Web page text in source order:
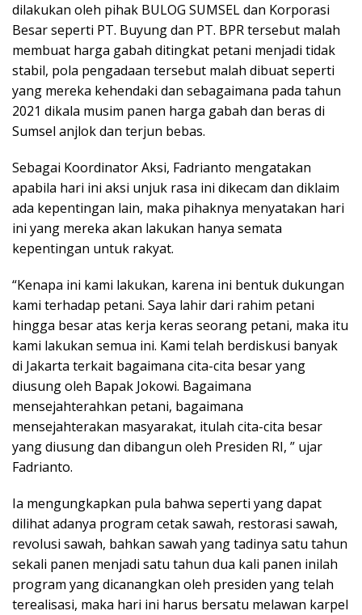
dilakukan oleh pihak BULOG SUMSEL dan Korporasi
Besar seperti PT. Buyung dan PT. BPR tersebut malah
membuat harga gabah ditingkat petani menjadi tidak
stabil, pola pengadaan tersebut malah dibuat seperti
yang mereka kehendaki dan sebagaimana pada tahun
2021 dikala musim panen harga gabah dan beras di
Sumsel anjlok dan terjun bebas.
Sebagai Koordinator Aksi, Fadrianto mengatakan
apabila hari ini aksi unjuk rasa ini dikecam dan diklaim
ada kepentingan lain, maka pihaknya menyatakan hari
ini yang mereka akan lakukan hanya semata
kepentingan untuk rakyat.
“Kenapa ini kami lakukan, karena ini bentuk dukungan
kami terhadap petani. Saya lahir dari rahim petani
hingga besar atas kerja keras seorang petani, maka itu
kami lakukan semua ini. Kami telah berdiskusi banyak
di Jakarta terkait bagaimana cita-cita besar yang
diusung oleh Bapak Jokowi. Bagaimana
mensejahterahkan petani, bagaimana
mensejahterakan masyarakat, itulah cita-cita besar
yang diusung dan dibangun oleh Presiden RI, ” ujar
Fadrianto.
Ia mengungkapkan pula bahwa seperti yang dapat
dilihat adanya program cetak sawah, restorasi sawah,
revolusi sawah, bahkan sawah yang tadinya satu tahun
sekali panen menjadi satu tahun dua kali panen inilah
program yang dicanangkan oleh presiden yang telah
terealisasi, maka hari ini harus bersatu melawan karpel